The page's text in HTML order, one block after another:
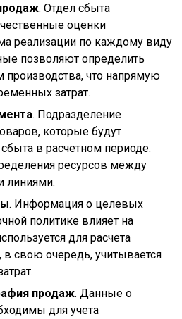
. Отдел сбыта
оценки
реализации по каждому виду
позволяют определить
что напрямую
затрат.
. Подразделение
которые будут
в расчетном периоде.
ресурсов между
линиями.
. Информация о целевых
политике влияет на
для расчета
в свою очередь, учитывается
продаж. Данные о
для учета